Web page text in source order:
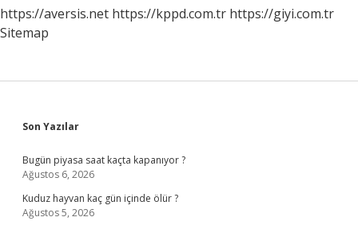
https://aversis.net https://kppd.com.tr https://giyi.com.tr
Sitemap
Sidebar
Son Yazılar
Bugün piyasa saat kaçta kapanıyor ?
Ağustos 6, 2026
Kuduz hayvan kaç gün içinde ölür ?
Ağustos 5, 2026